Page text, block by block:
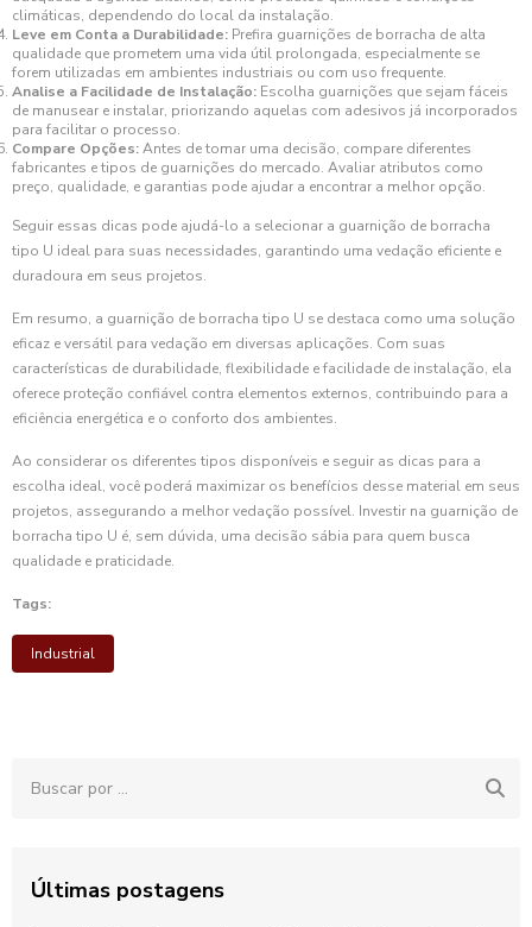
climáticas, dependendo do local da instalação.
Leve em Conta a Durabilidade: Prefira guarnições de borracha de alta
qualidade que prometem uma vida útil prolongada, especialmente se
forem utilizadas em ambientes industriais ou com uso frequente.
Analise a Facilidade de Instalação: Escolha guarnições que sejam fáceis
de manusear e instalar, priorizando aquelas com adesivos já incorporados
para facilitar o processo.
Compare Opções:Antes de tomar uma decisão, compare diferentes
fabricantes e tipos de guarnições do mercado. Avaliar atributos como
preço, qualidade, e garantias pode ajudar a encontrar a melhor opção.
Seguir essas dicas pode ajudá-lo a selecionar a guarnição de borracha
tipo U ideal para suas necessidades, garantindo uma vedação eficiente e
duradoura em seus projetos.
Em resumo, a guarnição de borracha tipo U se destaca como uma solução
eficaz e versátil para vedação em diversas aplicações. Com suas
características de durabilidade, flexibilidade e facilidade de instalação, ela
oferece proteção confiável contra elementos externos, contribuindo para a
eficiência energética e o conforto dos ambientes.
Ao considerar os diferentes tipos disponíveis e seguir as dicas para a
escolha ideal, você poderá maximizar os benefícios desse material em seus
projetos, assegurando a melhor vedação possível. Investir na guarnição de
borracha tipo U é, sem dúvida, uma decisão sábia para quem busca
qualidade e praticidade.
Tags:
Industrial
Últimas postagens